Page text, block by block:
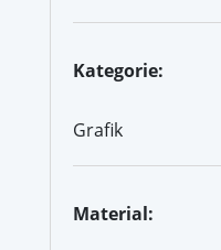
Kategorie:
Grafik
Material: